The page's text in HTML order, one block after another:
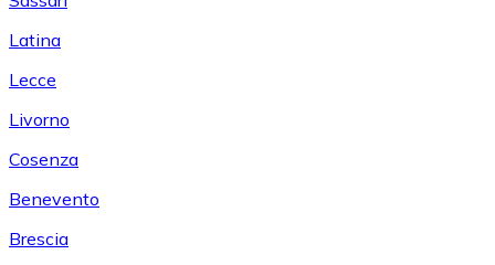
Latina
Lecce
Livorno
Cosenza
Benevento
Brescia